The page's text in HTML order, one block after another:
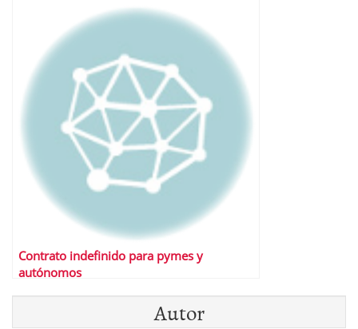
Contrato indefinido para pymes y
autónomos
Autor